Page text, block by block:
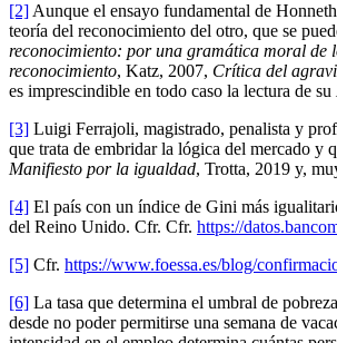
[2] Aunque el ensayo fundamental de Honneth
teoría del reconocimiento del otro, que se
reconocimiento: por una gramática moral de
reconocimiento, Katz, 2007, Crítica del
es imprescindible en todo caso la lectura de su
[3] Luigi Ferrajoli, magistrado, penalista y
que trata de embridar la lógica del mercado y
Manifiesto por la igualdad, Trotta, 2019 y,
[4] El país con un índice de Gini más
del Reino Unido. Cfr. Cfr. https://
[5] Cfr. https://www.foessa.es/blog/
[6] La tasa que determina el umbral de
desde no poder permitirse una semana de